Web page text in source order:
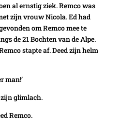
al ernstig ziek. Remco was
zijn vrouw Nicola. Ed had
om Remco mee te
de 21 Bochten van de Alpe.
stapte af. Deed zijn helm
man!’
glimlach.
Remco.